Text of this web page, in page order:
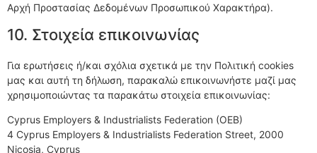
Αρχή Προστασίας Δεδομένων Προσωπικού Χαρακτήρα).
10. Στοιχεία επικοινωνίας
Για ερωτήσεις ή/και σχόλια σχετικά με την Πολιτική cookies
μας και αυτή τη δήλωση, παρακαλώ επικοινωνήστε μαζί μας
χρησιμοποιώντας τα παρακάτω στοιχεία επικοινωνίας:
Cyprus Employers & Industrialists Federation (OEB)
4 Cyprus Employers & Industrialists Federation Street, 2000
Nicosia, Cyprus